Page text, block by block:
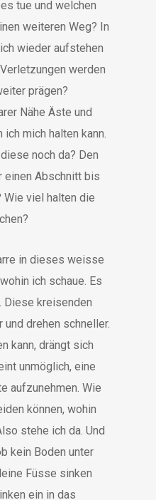
tue und welchen
weiteren Weg? In
wieder aufstehen
werden
prägen?
Nähe Äste und
ich mich halten kann.
noch da? Den
einen Abschnitt bis
Wie viel halten die
in dieses weisse
ich schaue. Es
Diese kreisenden
und drehen schneller.
kann, drängt sich
unmöglich, eine
aufzunehmen. Wie
können, wohin
stehe ich da. Und
kein Boden unter
Füsse sinken
ein in das